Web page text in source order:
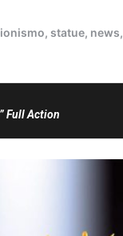
Full Action